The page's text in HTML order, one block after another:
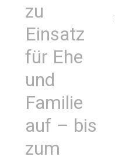
zu
Einsatz
für Ehe
und
Familie
auf – bis
zum